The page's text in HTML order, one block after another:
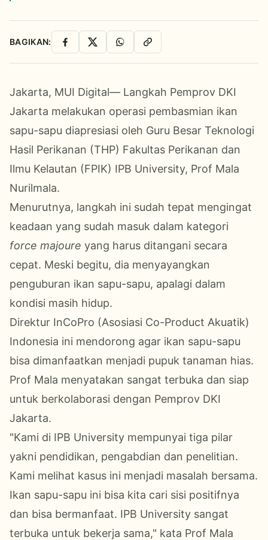
BAGIKAN: Facebook
X WhatsAppSalin Link
Jakarta, MUI Digital— Langkah Pemprov DKI
Jakarta melakukan operasi pembasmian ikan
sapu-sapu diapresiasi oleh Guru Besar Teknologi
Hasil Perikanan (THP) Fakultas Perikanan dan
Ilmu Kelautan (FPIK) IPB University, Prof Mala
Nurilmala.
Menurutnya, langkah ini sudah tepat mengingat
keadaan yang sudah masuk dalam kategori
force majoure yang harus ditangani secara
cepat. Meski begitu, dia menyayangkan
penguburan ikan sapu-sapu, apalagi dalam
kondisi masih hidup.
Direktur InCoPro (Asosiasi Co-Product Akuatik)
Indonesia ini mendorong agar ikan sapu-sapu
bisa dimanfaatkan menjadi pupuk tanaman hias.
Prof Mala menyatakan sangat terbuka dan siap
untuk berkolaborasi dengan Pemprov DKI
Jakarta.
"Kami di IPB University mempunyai tiga pilar
yakni pendidikan, pengabdian dan penelitian.
Kami melihat kasus ini menjadi masalah bersama.
Ikan sapu-sapu ini bisa kita cari sisi positifnya
dan bisa bermanfaat. IPB University sangat
terbuka untuk bekerja sama," kata Prof Mala